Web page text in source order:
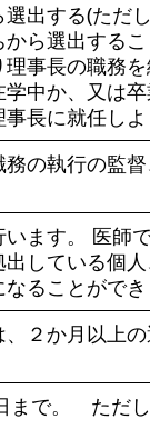
出する(ただ
ら選出する
事長の職務
中か、又は
長に就任しよ
の執行の監
ます。 医師
している個
ることがで
２か月以上
まで。 ただ